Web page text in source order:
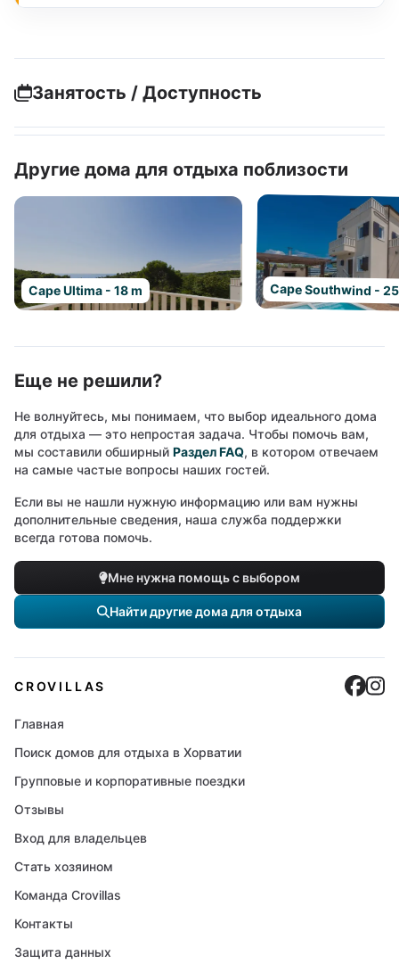
Занятость / Доступность
Другие дома для отдыха поблизости
Cape Ultima - 18 m Cape Southwind -
Еще не решили?
Не волнуйтесь, мы понимаем, что выбор идеального дома
для отдыха — это непростая задача. Чтобы помочь вам,
мы составили обширный Раздел FAQ, в котором отвечаем
на самые частые вопросы наших гостей.
Если вы не нашли нужную информацию или вам нужны
дополнительные сведения, наша служба поддержки
всегда готова помочь.
Мне нужна помощь с выбором
Найти другие дома для отдыха
CROVILLAS
Главная
Поиск домов для отдыха в Хорватии
Групповые и корпоративные поездки
Отзывы
Вход для владельцев
Стать хозяином
Команда Crovillas
Контакты
Защита данных